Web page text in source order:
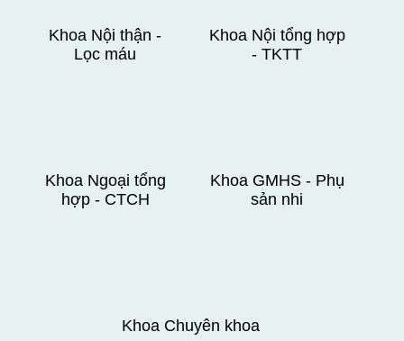
Khoa Nội thận -
Lọc máu
Khoa Nội tổng hợp
- TKTT
Khoa Ngoại tổng
hợp - CTCH
Khoa GMHS - Phụ
sản nhi
Khoa Chuyên khoa